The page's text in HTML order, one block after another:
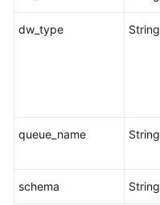
权
附
dw_type String
queue_name String
schema String